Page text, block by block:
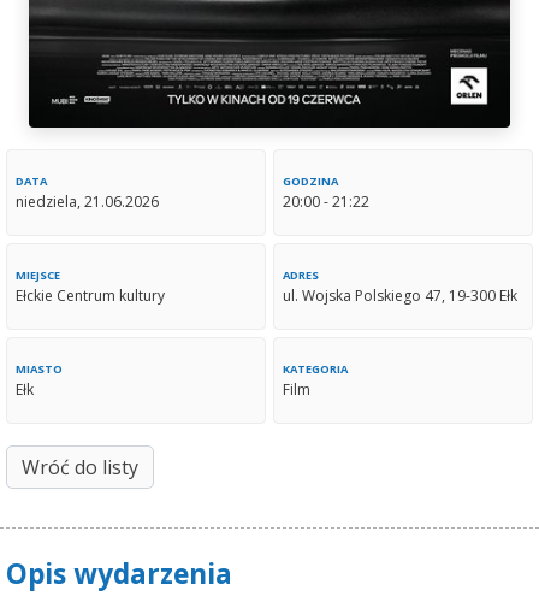
DATA
niedziela, 21.06.2026
GODZINA
20:00 - 21:22
MIEJSCE
Ełckie Centrum kultury
ADRES
ul. Wojska Polskiego 47, 19-300 Ełk
MIASTO
Ełk
KATEGORIA
Film
Wróć do listy
Opis wydarzenia